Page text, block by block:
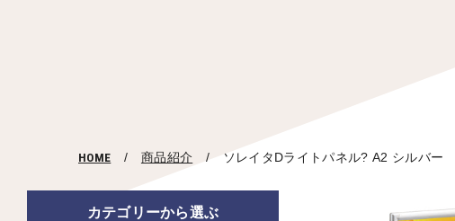
HOME 商品紹介 ソレイタDライトパネル? A2 シルバー
カテゴリーから選ぶ